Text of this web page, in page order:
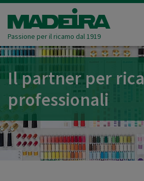
Passione per il ricamo dal 1919
Il partner per
professionali